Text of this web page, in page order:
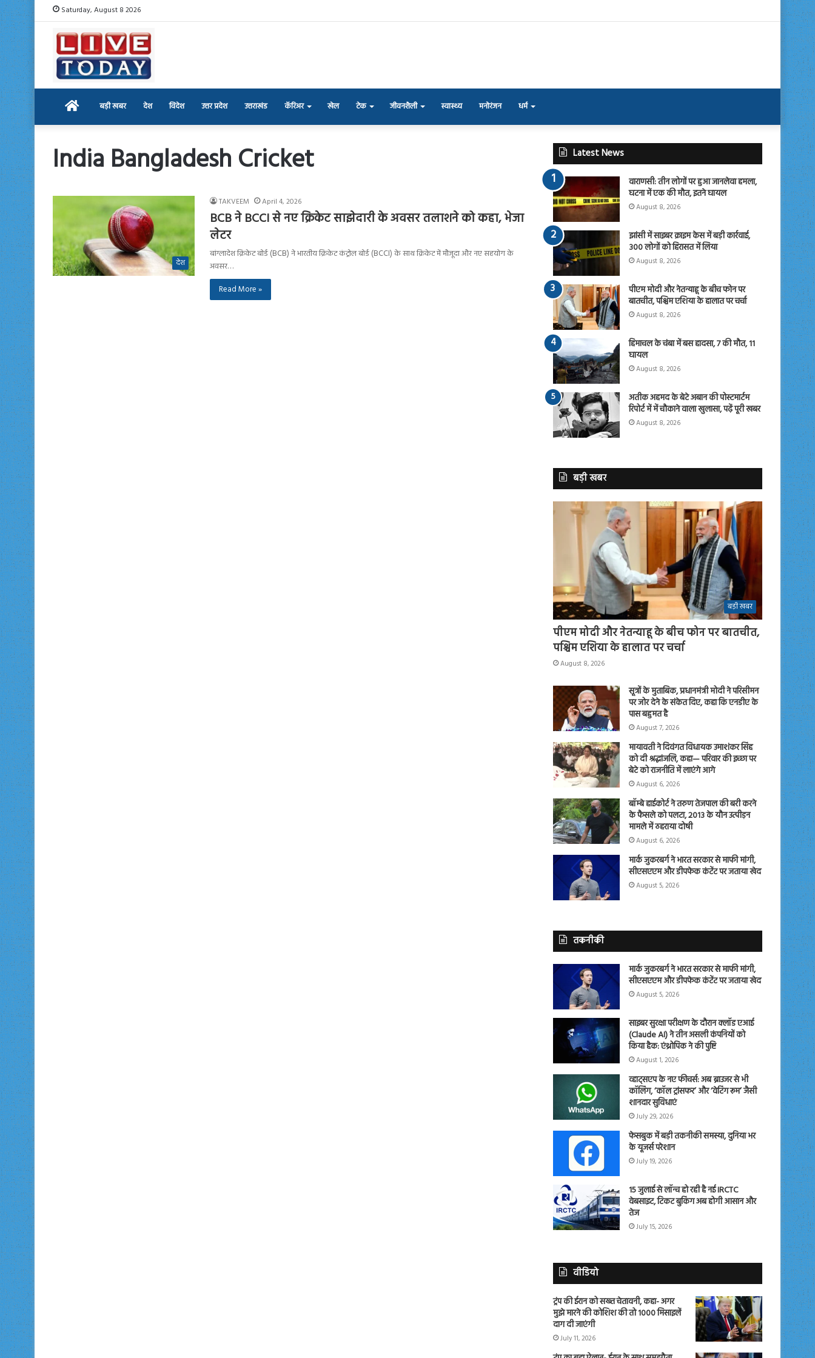
Saturday, August 8 2026
Home बड़ी खबर देश विदेश उत्तर प्रदेश उत्तराखंड कॅरिअर खेल टेक जीवनशैली स्वास्थ्य मनोरंजन धर्म
India Bangladesh Cricket
देश
TAKVEEM April 4, 2026
BCB ने BCCI से नए क्रिकेट साझेदारी के अवसर तलाशने को कहा, भेजा
लेटर
बांग्लादेश क्रिकेट बोर्ड (BCB) ने भारतीय क्रिकेट कंट्रोल बोर्ड (BCCI) के साथ क्रिकेट में मौजूदा और नए सहयोग के
अवसर…
Read More »
Latest News
वाराणसी: तीन लोगों पर हुआ जानलेवा हमला,
घटना में एक की मौत, इतने घायल
August 8, 2026
झांसी में साइबर क्राइम केस में बड़ी कार्रवाई,
300 लोगों को हिरासत में लिया
August 8, 2026
पीएम मोदी और नेतन्याहू के बीच फोन पर
बातचीत, पश्चिम एशिया के हालात पर चर्चा
August 8, 2026
हिमाचल के चंबा में बस हादसा, 7 की मौत, 11
घायल
August 8, 2026
अतीक अहमद के बेटे अबान की पोस्टमार्टम
रिपोर्ट में में चौकाने वाला खुलासा, पढ़ें पूरी खबर
August 8, 2026
बड़ी खबर
बड़ी खबर
पीएम मोदी और नेतन्याहू के बीच फोन पर बातचीत,
पश्चिम एशिया के हालात पर चर्चा
August 8, 2026
सूत्रों के मुताबिक, प्रधानमंत्री मोदी ने परिसीमन
पर जोर देने के संकेत दिए, कहा कि एनडीए के
पास बहुमत है
August 7, 2026
मायावती ने दिवंगत विधायक उमाशंकर सिंह
को दी श्रद्धांजलि, कहा— परिवार की इच्छा पर
बेटे को राजनीति में लाएंगे आगे
August 6, 2026
बॉम्बे हाईकोर्ट ने तरुण तेजपाल की बरी करने
के फैसले को पलटा, 2013 के यौन उत्पीड़न
मामले में ठहराया दोषी
August 6, 2026
मार्क जुकरबर्ग ने भारत सरकार से माफी मांगी,
सीएसएएम और डीपफेक कंटेंट पर जताया खेद
August 5, 2026
तकनीकी
मार्क जुकरबर्ग ने भारत सरकार से माफी मांगी,
सीएसएएम और डीपफेक कंटेंट पर जताया खेद
August 5, 2026
साइबर सुरक्षा परीक्षण के दौरान क्लॉड एआई
(Claude AI) ने तीन असली कंपनियों को
किया हैक: एंथ्रोपिक ने की पुष्टि
August 1, 2026
व्हाट्सएप के नए फीचर्स: अब ब्राउजर से भी
कॉलिंग, ‘कॉल ट्रांसफर’ और ‘वेटिंग रूम’ जैसी
शानदार सुविधाएं
July 29, 2026
फेसबुक में बड़ी तकनीकी समस्या, दुनिया भर
के यूजर्स परेशान
July 19, 2026
15 जुलाई से लॉन्च हो रही है नई IRCTC
वेबसाइट, टिकट बुकिंग अब होगी आसान और
तेज
July 15, 2026
वीडियो
ट्रंप की ईरान को सख्त चेतावनी, कहा- अगर
मुझे मारने की कोशिश की तो 1000 मिसाइलें
दाग दी जाएंगी
July 11, 2026